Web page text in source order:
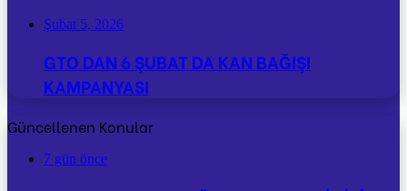
Şubat 5, 2026
GTO DAN 6 ŞUBAT DA KAN BAĞIŞI
KAMPANYASI
Güncellenen Konular
7 gün önce